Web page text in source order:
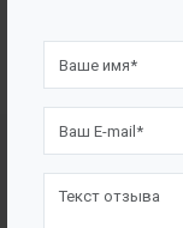
Счастливых